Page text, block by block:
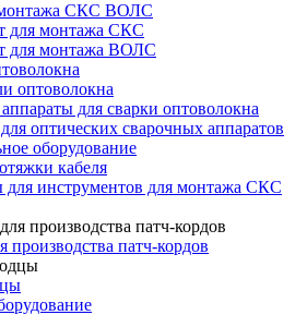
монтажа СКС ВОЛС
для монтажа СКС
для монтажа ВОЛС
оптоволокна
для сварки оптоволокна
оптических сварочных аппаратов
оборудование
кабеля
для инструментов для монтажа СКС
производства патч-кордов